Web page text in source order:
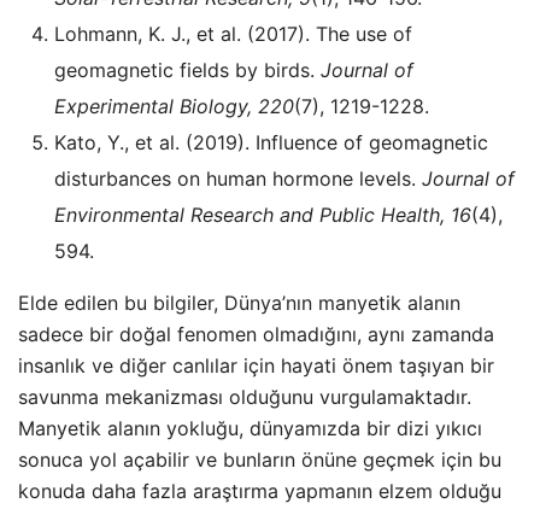
Lohmann, K. J., et al. (2017). The use of
geomagnetic fields by birds. Journal of
Experimental Biology, 220(7), 1219-1228.
Kato, Y., et al. (2019). Influence of geomagnetic
disturbances on human hormone levels. Journal of
Environmental Research and Public Health, 16(4),
594.
Elde edilen bu bilgiler, Dünya’nın manyetik alanın
sadece bir doğal fenomen olmadığını, aynı zamanda
insanlık ve diğer canlılar için hayati önem taşıyan bir
savunma mekanizması olduğunu vurgulamaktadır.
Manyetik alanın yokluğu, dünyamızda bir dizi yıkıcı
sonuca yol açabilir ve bunların önüne geçmek için bu
konuda daha fazla araştırma yapmanın elzem olduğu